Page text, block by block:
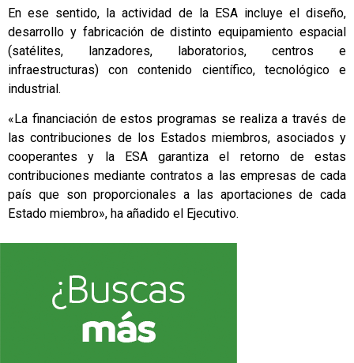
En ese sentido, la actividad de la ESA incluye el diseño,
desarrollo y fabricación de distinto equipamiento espacial
(satélites, lanzadores, laboratorios, centros e
infraestructuras) con contenido científico, tecnológico e
industrial.
«La financiación de estos programas se realiza a través de
las contribuciones de los Estados miembros, asociados y
cooperantes y la ESA garantiza el retorno de estas
contribuciones mediante contratos a las empresas de cada
país que son proporcionales a las aportaciones de cada
Estado miembro», ha añadido el Ejecutivo.